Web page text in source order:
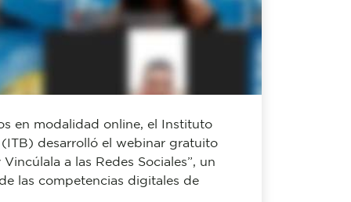
en modalidad online, el Instituto
desarrolló el webinar gratuito
a las Redes Sociales”, un
las competencias digitales de